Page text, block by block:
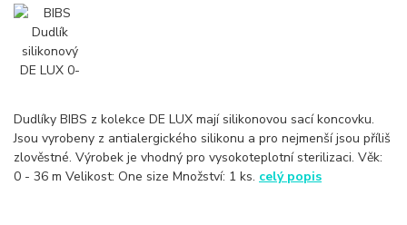
Dudlíky BIBS z kolekce DE LUX mají silikonovou sací koncovku.
Jsou vyrobeny z antialergického silikonu a pro nejmenší jsou příliš
zlověstné. Výrobek je vhodný pro vysokoteplotní sterilizaci. Věk:
0 - 36 m Velikost: One size Množství: 1 ks. celý popis